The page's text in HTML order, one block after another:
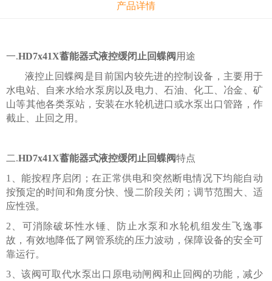
产品详情
一.HD7x41X蓄能器式液控缓闭止回蝶阀用途
液控止回蝶阀是目前国内较先进的控制设备，主要用于
水电站、自来水给水泵房以及电力、石油、化工、冶金、矿
山等其他各类泵站，安装在水轮机进口或水泵出口管路，作
截止、止回之用。
二.HD7x41X蓄能器式液控缓闭止回蝶阀特点
1、能按程序启闭；在正常供电和突然断电情况下均能自动
按预定的时间和角度分快、慢二阶段关闭；调节范围大、适
应性强。
2、可消除破坏性水锤、防止水泵和水轮机组发生飞逸事
故，有效地降低了网管系统的压力波动，保障设备的安全可
靠运行。
3、该阀可取代水泵出口原电动闸阀和止回阀的功能，减少